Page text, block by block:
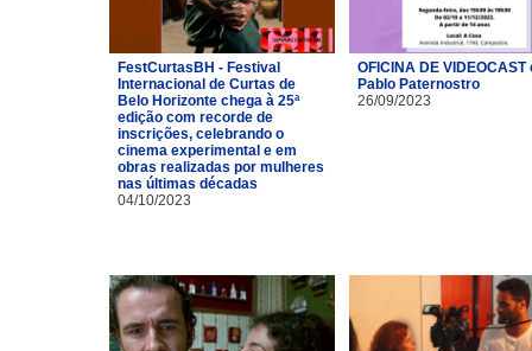
FestCurtasBH - Festival
Internacional de Curtas de
Belo Horizonte chega à 25ª
edição com recorde de
inscrições, celebrando o
cinema experimental e em
obras realizadas por mulheres
nas últimas décadas
04/10/2023
OFICINA DE VIDEOCAST
Pablo Paternostro
26/09/2023